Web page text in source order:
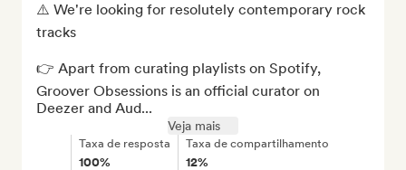
⚠️ We're looking for resolutely contemporary rock
tracks
👉 Apart from curating playlists on Spotify,
Groover Obsessions is an official curator on
Deezer and Aud...
Veja mais
Taxa de resposta
100%
Taxa de compartilhamento
12%